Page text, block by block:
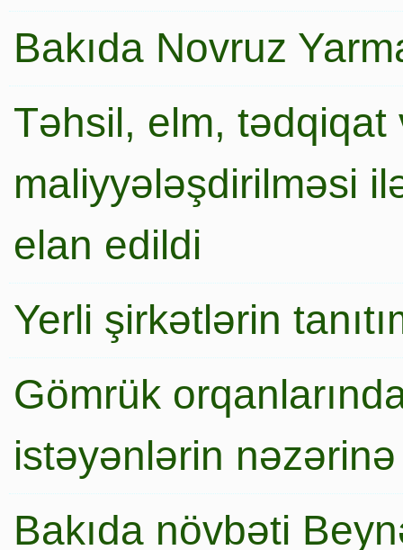
Bakıda Novruz
Təhsil, elm,
maliyyələşdirilməsi
elan edildi
Yerli şirkətlərin
Gömrük
istəyənlərin nəzərinə
Bakıda növbəti